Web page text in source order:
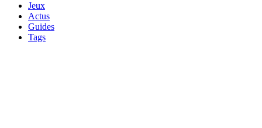
Jeux
Actus
Guides
Tags